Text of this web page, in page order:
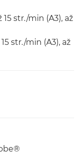
str./min (A3), až
str./min (A3), až